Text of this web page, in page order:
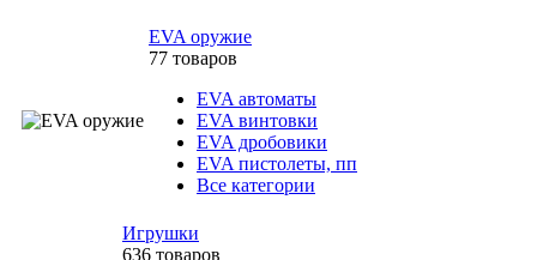
EVA оружие
77 товаров
EVA автоматы
EVA винтовки
EVA дробовики
EVA пистолеты, пп
Все категории
Игрушки
636 товаров